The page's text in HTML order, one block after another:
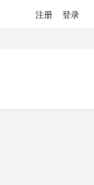
注册 登录